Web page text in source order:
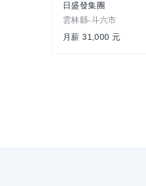
日盛發集團
雲林縣-斗六市
月薪 31,000 元